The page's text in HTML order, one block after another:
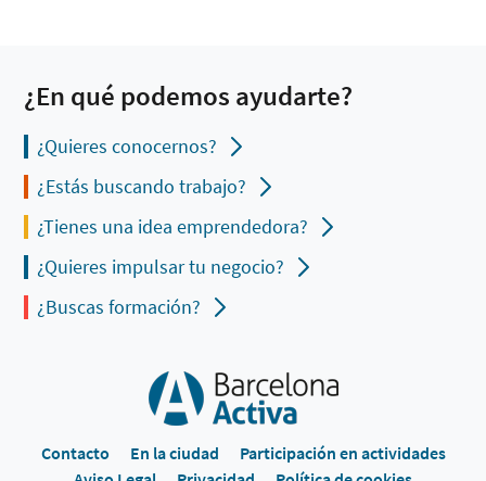
¿En qué podemos ayudarte?
¿Quieres conocernos?
¿Estás buscando trabajo?
¿Tienes una idea emprendedora?
¿Quieres impulsar tu negocio?
¿Buscas formación?
Contacto En la ciudad
Participación en actividades